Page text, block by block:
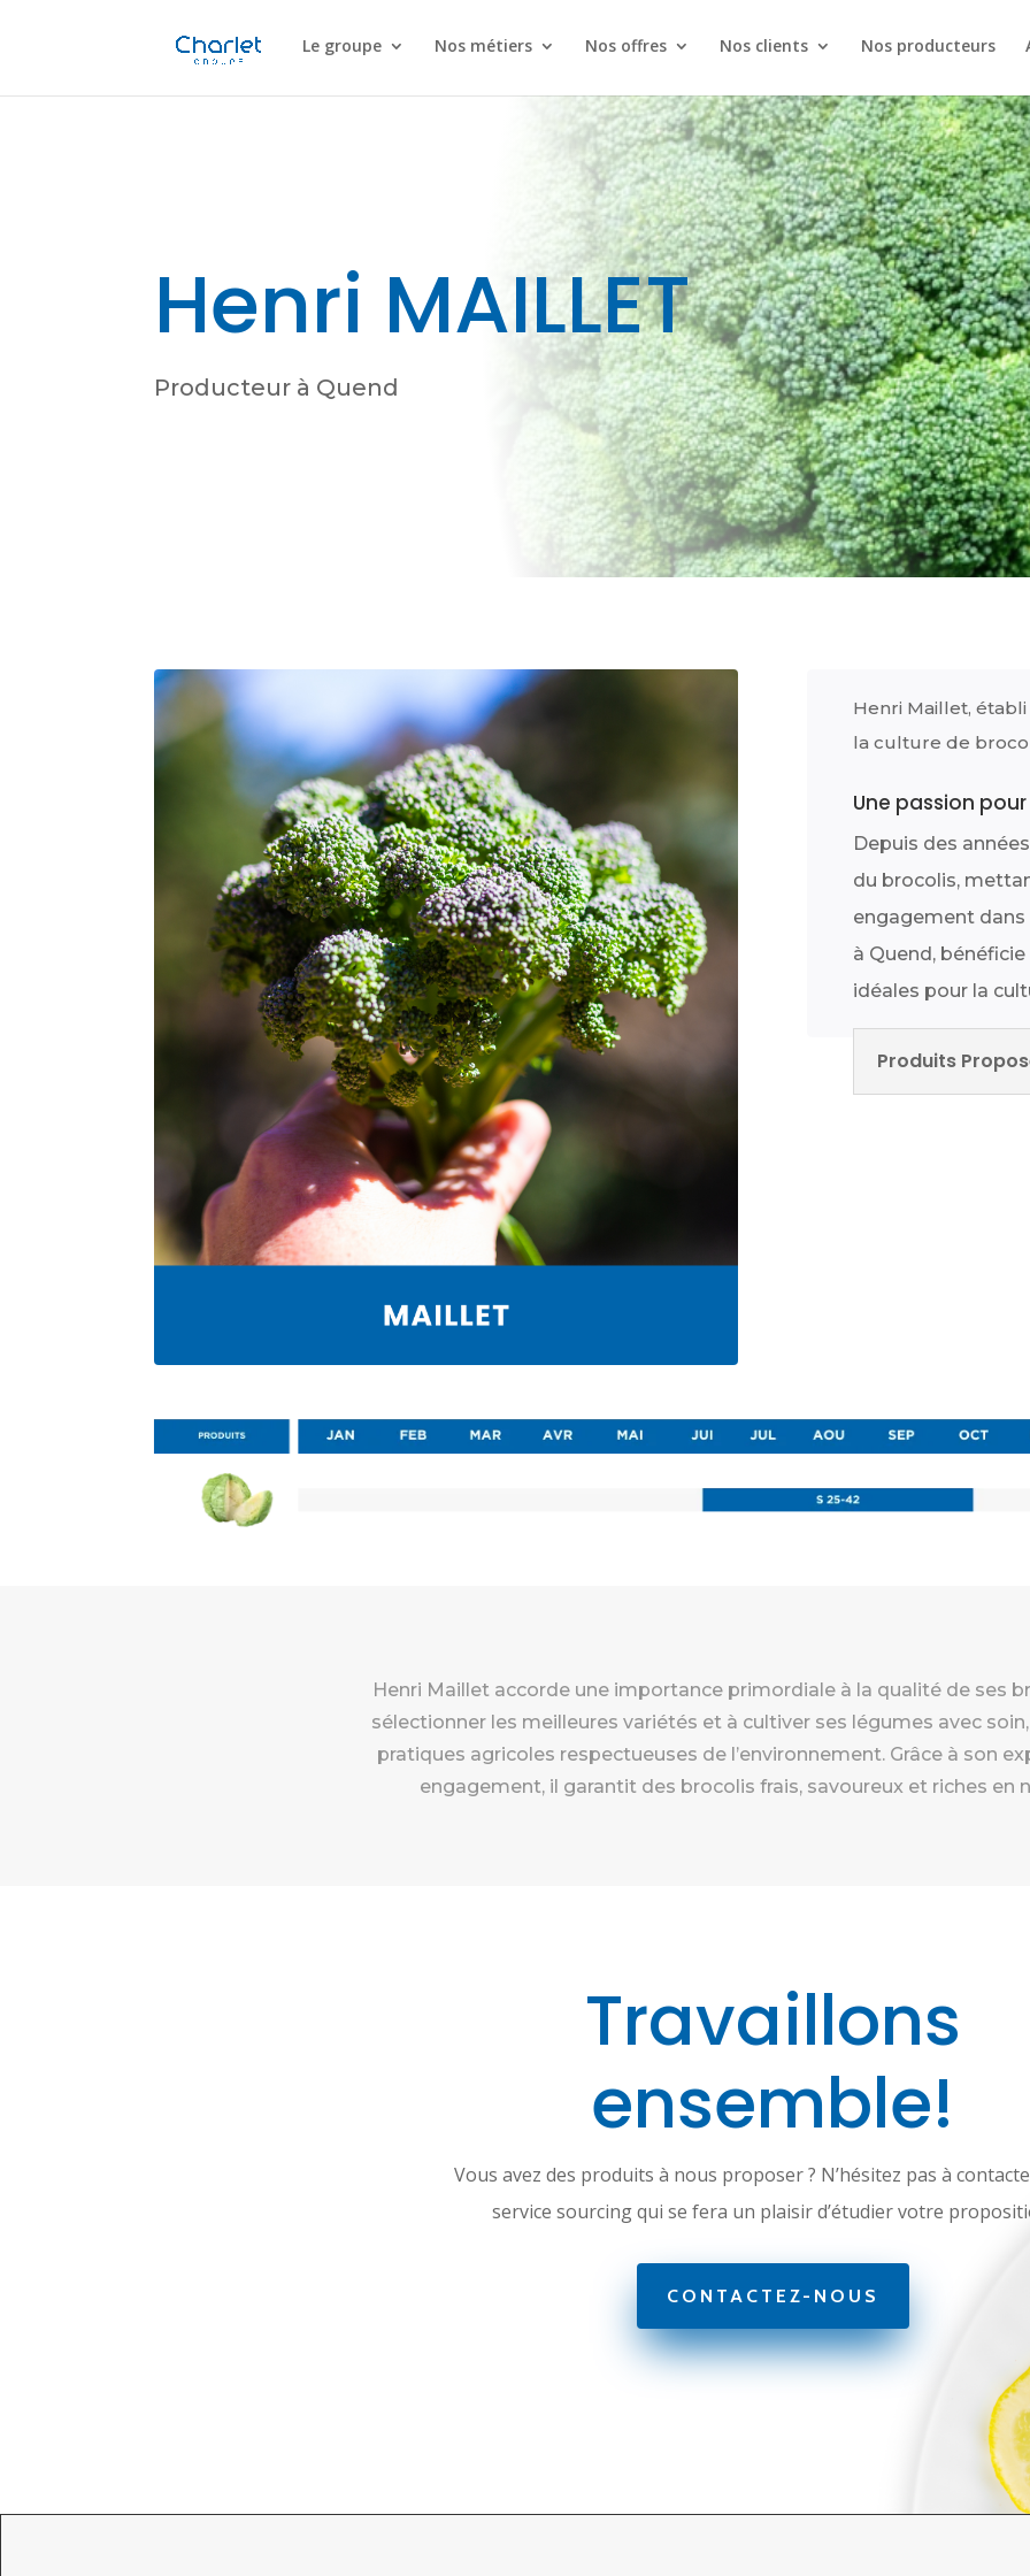
Le groupe Nos métiers Nos offres Nos clients Nos producteurs
Henri MAILLET
Producteur à Quend
Henri Maillet,
la culture de
Une passion
Depuis des
du brocolis,
engagement
à Quend,
idéales pour la
Produits
Henri Maillet accorde une importance primordiale à la qualité de ses
sélectionner les meilleures variétés et à cultiver ses légumes avec
pratiques agricoles respectueuses de l’environnement. Grâce à son
engagement, il garantit des brocolis frais, savoureux et riches en
Travaillons
ensemble!
Vous avez des produits à nous proposer ? N’hésitez pas à
service sourcing qui se fera un plaisir d’étudier votre
CONTACTEZ-NOUS